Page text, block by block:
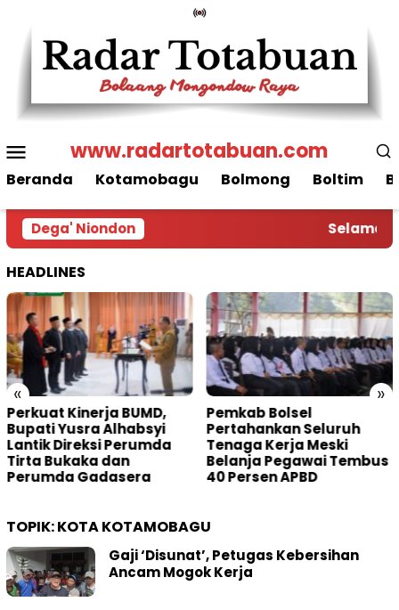
konten
Menu
Mobile
www.radartotabuan.com
Beranda Kotamobagu Bolmong Boltim
Dega' Niondon Selamat
HEADLINES
« »
Pemkab Bolsel
Pertahankan Seluruh
Tenaga Kerja Meski
Belanja Pegawai Tembus
40 Persen APBD
Main PETI di Desa Bakan,
Oknum Hakim Dilaporkan
ke Mahkamah Agung
TOPIK:KOTA KOTAMOBAGU
Gaji ‘Disunat’, Petugas Kebersihan
Ancam Mogok Kerja